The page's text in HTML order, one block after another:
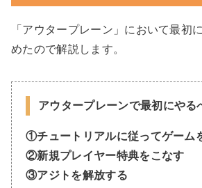
「アウタープレーン」において最初
めたので解説します。
アウタープレーンで最初にやる
①チュートリアルに従ってゲーム
②新規プレイヤー特典をこなす
③アジトを解放する